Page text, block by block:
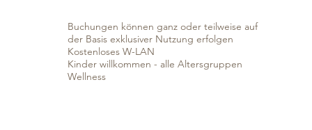
Buchungen können ganz oder teilweise auf
der Basis exklusiver Nutzung erfolgen
Kostenloses W-LAN
Kinder willkommen - alle Altersgruppen
Wellness